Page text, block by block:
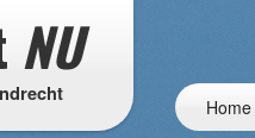
NU
Home